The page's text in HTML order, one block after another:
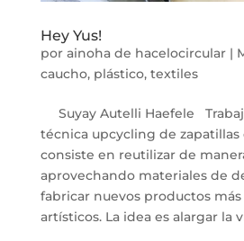
Hey Yus!
por ainoha de hacelocircular|
caucho, plástico, textiles
Suyay Autelli Haefele
técnica upcycling de zapatillas
consiste en reutilizar de
aprovechando materiales de
fabricar nuevos productos más
artísticos. La idea es alargar la